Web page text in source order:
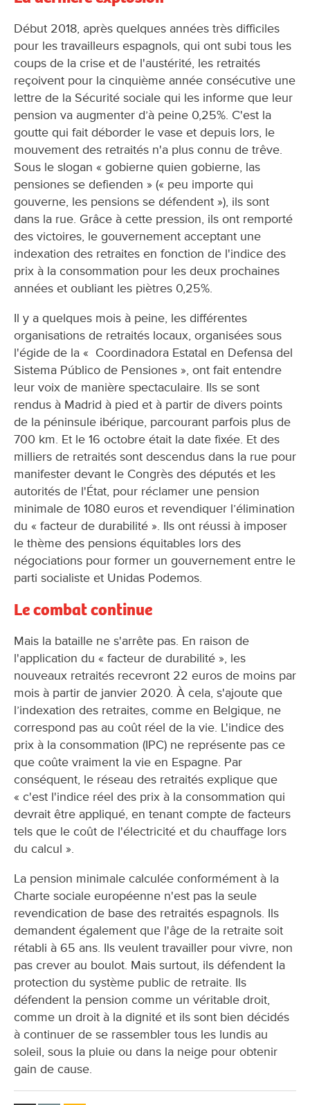
Début 2018, après quelques années très difficiles
pour les travailleurs espagnols, qui ont subi tous les
coups de la crise et de l'austérité, les retraités
reçoivent pour la cinquième année consécutive une
lettre de la Sécurité sociale qui les informe que leur
pension va augmenter d’à peine 0,25%. C'est la
goutte qui fait déborder le vase et depuis lors, le
mouvement des retraités n'a plus connu de trêve.
Sous le slogan « gobierne quien gobierne, las
pensiones se defienden » (« peu importe qui
gouverne, les pensions se défendent »), ils sont
dans la rue. Grâce à cette pression, ils ont remporté
des victoires, le gouvernement acceptant une
indexation des retraites en fonction de l'indice des
prix à la consommation pour les deux prochaines
années et oubliant les piètres 0,25%.
Il y a quelques mois à peine, les différentes
organisations de retraités locaux, organisées sous
l'égide de la « Coordinadora Estatal en Defensa del
Sistema Público de Pensiones », ont fait entendre
leur voix de manière spectaculaire. Ils se sont
rendus à Madrid à pied et à partir de divers points
de la péninsule ibérique, parcourant parfois plus de
700 km. Et le 16 octobre était la date fixée. Et des
milliers de retraités sont descendus dans la rue pour
manifester devant le Congrès des députés et les
autorités de l'État, pour réclamer une pension
minimale de 1080 euros et revendiquer l’élimination
du « facteur de durabilité ». Ils ont réussi à imposer
le thème des pensions équitables lors des
négociations pour former un gouvernement entre le
parti socialiste et Unidas Podemos.
Le combat continue
Mais la bataille ne s'arrête pas. En raison de
l'application du « facteur de durabilité », les
nouveaux retraités recevront 22 euros de moins par
mois à partir de janvier 2020. À cela, s'ajoute que
l’indexation des retraites, comme en Belgique, ne
correspond pas au coût réel de la vie. L'indice des
prix à la consommation (IPC) ne représente pas ce
que coûte vraiment la vie en Espagne. Par
conséquent, le réseau des retraités explique que
« c'est l'indice réel des prix à la consommation qui
devrait être appliqué, en tenant compte de facteurs
tels que le coût de l'électricité et du chauffage lors
du calcul ».
La pension minimale calculée conformément à la
Charte sociale européenne n'est pas la seule
revendication de base des retraités espagnols. Ils
demandent également que l'âge de la retraite soit
rétabli à 65 ans. Ils veulent travailler pour vivre, non
pas crever au boulot. Mais surtout, ils défendent la
protection du système public de retraite. Ils
défendent la pension comme un véritable droit,
comme un droit à la dignité et ils sont bien décidés
à continuer de se rassembler tous les lundis au
soleil, sous la pluie ou dans la neige pour obtenir
gain de cause.